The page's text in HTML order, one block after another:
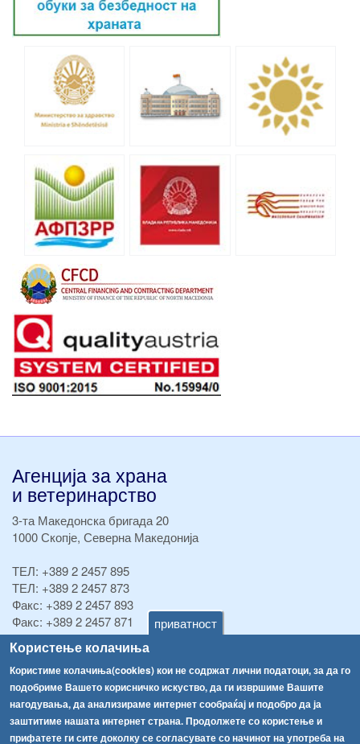
приватност
Користење колачиња
Користиме колачиња(cookies) кои не содржат лични податоци, за да го
подобриме Вашето корисничко искуство, да ги извршиме Вашите
нагодувања, да анализираме интернет сообраќај и подобро да ја
заштитиме нашата интернет страна. Продолжете со користење и
прифатете ги сите доколку се согласувате со начинот на употреба на
Агенција за храна
и ветеринарство
3-та Македонска бригада 20
1000 Скопје, Северна Македонија
ТЕЛ: +389 2 2457 895
ТЕЛ: +389 2 2457 873
Факс: +389 2 2457 893
Факс: +389 2 2457 871
info@fva.gov.mk
[АХВ-претходна страна]
Соопштенија
Високите температури ризик од труење со храна, опасни се и за животните
Навигација
Архива